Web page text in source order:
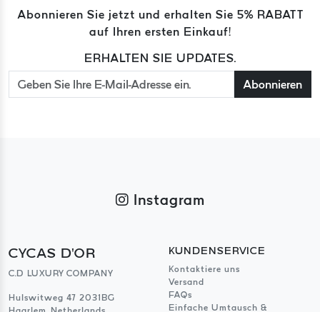
Abonnieren Sie jetzt und erhalten Sie 5% RABATT
auf Ihren ersten Einkauf!
ERHALTEN SIE UPDATES.
Abonnieren
Instagram
CYCAS D'OR
C.D LUXURY COMPANY
Hulswitweg 47 2031BG
KUNDENSERVICE
Kontaktiere uns
Versand
FAQs
Einfache Umtausch &